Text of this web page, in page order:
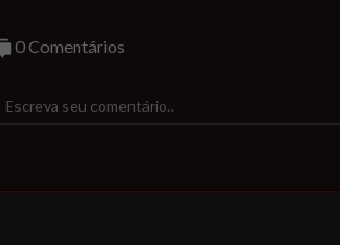
Luana Piovani - Atriz,⁣
leo lins condenado,
leo lins prisao,
0 Comentários